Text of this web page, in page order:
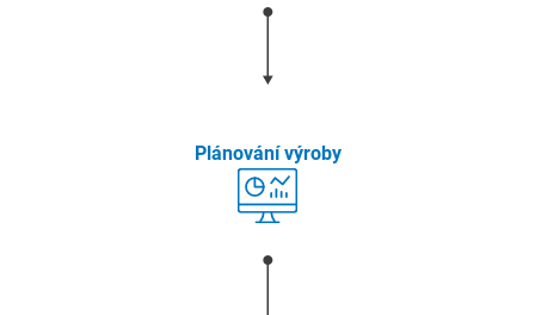
Plánování výroby